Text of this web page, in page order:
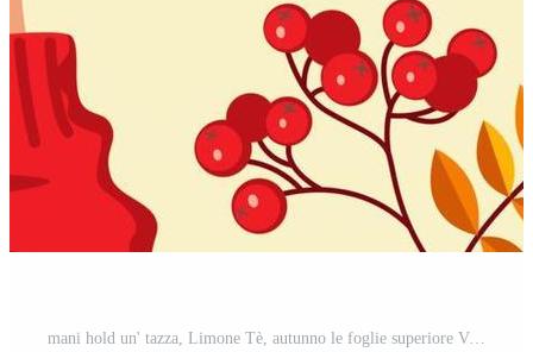
mani hold un' tazza, Limone Tè, autunno le foglie superiore Visualizza. bandiera con copia spazio. vettore azione illustrazione. Vettore Pro